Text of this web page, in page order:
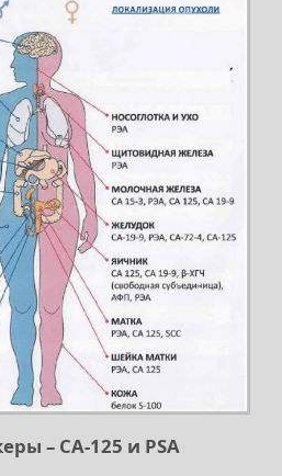
– CA-125 и PSA